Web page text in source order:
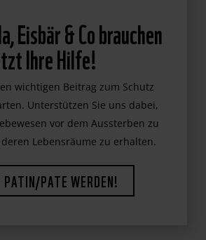
Eisbär & Co brauchen
Ihre Hilfe!
wichtigen Beitrag zum Schutz
Unterstützen Sie uns dabei,
vor dem Aussterben zu
Lebensräume zu erhalten.
PATE WERDEN!